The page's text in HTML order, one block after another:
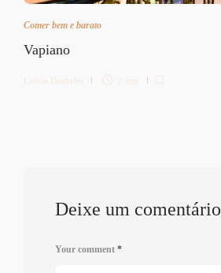
Comer bem e barato
Vapiano
Letícia Diethelm 2 min
Deixe um comentário
Your comment *